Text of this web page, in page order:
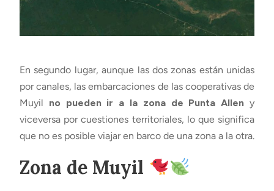
En segundo lugar, aunque las dos zonas están unidas
por canales, las embarcaciones de las cooperativas de
Muyil no pueden ir a la zona de Punta Allen y
viceversa por cuestiones territoriales, lo que significa
que no es posible viajar en barco de una zona a la otra.
Zona de Muyil